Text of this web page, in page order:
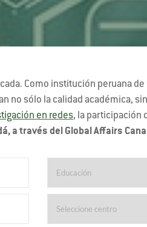
Como institución peruana
sólo la calidad académica,
en redes, la participación
a través del Global Affairs